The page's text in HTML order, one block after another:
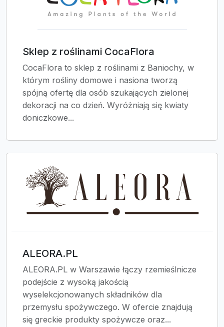
Sklep z roślinami CocaFlora
CocaFlora to sklep z roślinami z Baniochy, w
którym rośliny domowe i nasiona tworzą
spójną ofertę dla osób szukających zielonej
dekoracji na co dzień. Wyróżniają się kwiaty
doniczkowe...
ALEORA.PL
ALEORA.PL w Warszawie łączy rzemieślnicze
podejście z wysoką jakością
wyselekcjonowanych składników dla
przemysłu spożywczego. W ofercie znajdują
się greckie produkty spożywcze oraz...